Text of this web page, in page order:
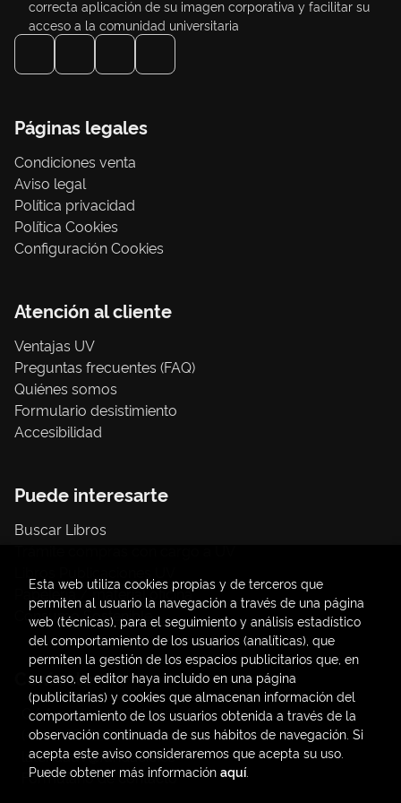
correcta aplicación de su imagen corporativa y facilitar su
acceso a la comunidad universitaria
Páginas legales
Condiciones venta
Aviso legal
Política privacidad
Política Cookies
Configuración Cookies
Atención al cliente
Ventajas UV
Preguntas frecuentes (FAQ)
Quiénes somos
Formulario desistimiento
Accesibilidad
Puede interesarte
Buscar Libros
Papelería / material oficina
Consumo Sostenible
Contacto
C/ Amadeo de Saboya, 4
(+34) 963828968
latendauv@fundacio.es
Formulario de contacto
Esta web utiliza cookies propias y de terceros que
permiten al usuario la navegación a través de una página
web (técnicas), para el seguimiento y análisis estadístico
del comportamiento de los usuarios (analíticas), que
permiten la gestión de los espacios publicitarios que, en
su caso, el editor haya incluido en una página
(publicitarias) y cookies que almacenan información del
comportamiento de los usuarios obtenida a través de la
observación continuada de sus hábitos de navegación. Si
acepta este aviso consideraremos que acepta su uso.
Puede obtener más información aquí.